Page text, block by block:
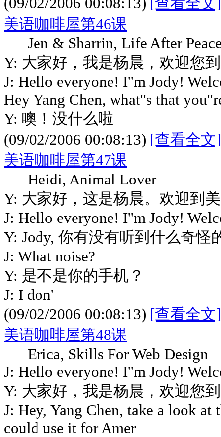
美语咖啡屋第46课
Jen & Sharrin, Life After
Y: 大家好，我是杨晨，欢迎您
J: Hello everyone! I''m Jody!
Hey Yang Chen, what''s that
Y: 噢！没什么啦
(09/02/2006 00:08:13) [查看全文]
美语咖啡屋第47课
Heidi, Animal Lover
Y: 大家好，这是杨晨。欢迎到
J: Hello everyone! I''m Jody!
Y: Jody, 你有没有听到什么奇怪
J: What noise?
Y: 是不是你的手机？
J: I don'
(09/02/2006 00:08:13) [查看全文]
美语咖啡屋第48课
Erica, Skills For Web Design
J: Hello everyone! I''m Jody!
Y: 大家好，我是杨晨，欢迎您
J: Hey, Yang Chen, take a look
could use it for Amer